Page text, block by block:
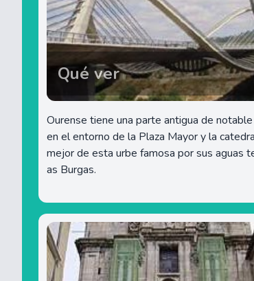
Qué ver
Ourense tiene una parte antigua de
en el entorno de la Plaza Mayor y la
mejor de esta urbe famosa por sus aguas
as Burgas.